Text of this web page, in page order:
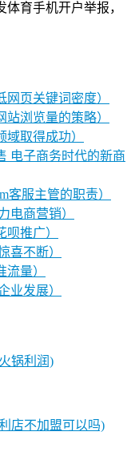
育手机开户举报，
页关键词密度）
浏览量的策略）
取得成功）
电子商务时代的新商
客服主管的职责）
电商营销）
推广）
喜不断）
量）
业发展）
锅利润)
店不加盟可以吗)